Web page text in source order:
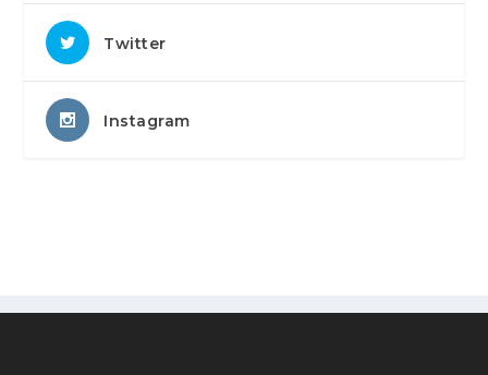
Twitter
Instagram